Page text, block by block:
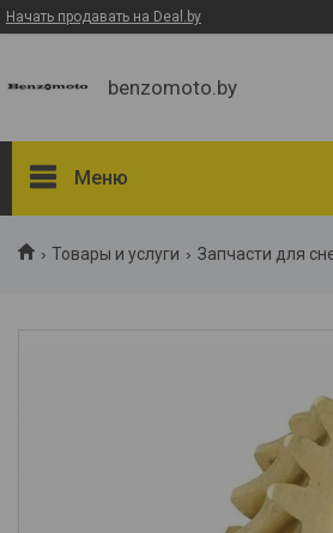
Начать продавать на Deal.by
benzomoto.by
Меню
Товары и услуги Запчасти для